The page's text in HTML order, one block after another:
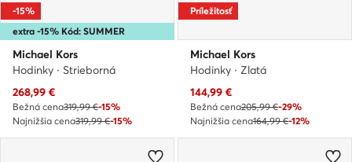
extra -15% Kód: SUMMER
-15%
Michael Kors
Hodinky · Strieborná
Aktuálna cena
268,99 €
Bežná cena319,99 €-15%
Najnižšia cena319,99 €-15%
Príležitosť
Michael Kors
Hodinky · Zlatá
Aktuálna cena
144,99 €
Bežná cena205,99 €-29%
Najnižšia cena164,99 €-12%